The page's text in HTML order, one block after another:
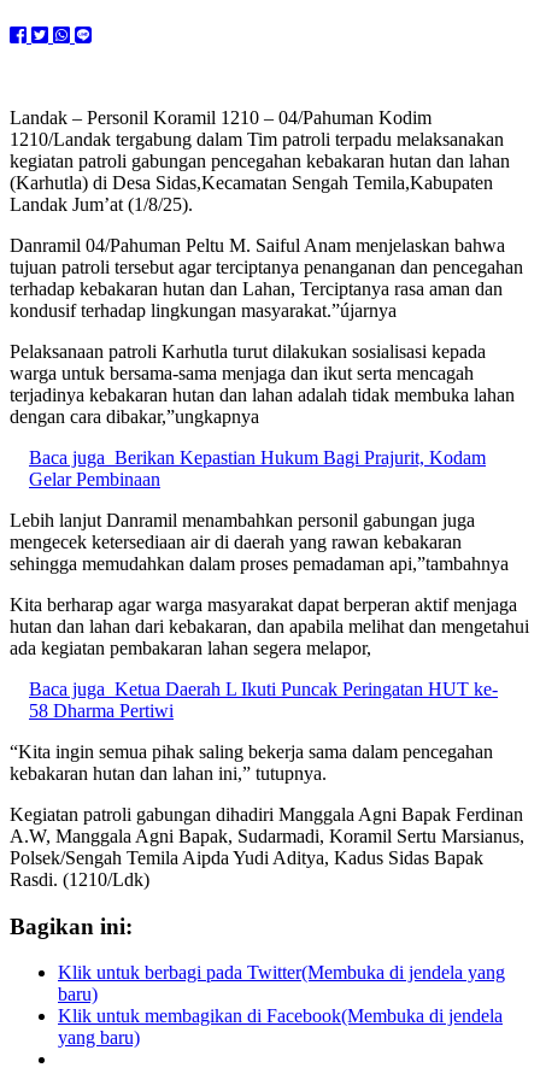
Landak – Personil Koramil 1210 – 04/Pahuman Kodim
1210/Landak tergabung dalam Tim patroli terpadu melaksanakan
kegiatan patroli gabungan pencegahan kebakaran hutan dan lahan
(Karhutla) di Desa Sidas,Kecamatan Sengah Temila,Kabupaten
Landak Jum’at (1/8/25).
Danramil 04/Pahuman Peltu M. Saiful Anam menjelaskan bahwa
tujuan patroli tersebut agar terciptanya penanganan dan pencegahan
terhadap kebakaran hutan dan Lahan, Terciptanya rasa aman dan
kondusif terhadap lingkungan masyarakat.”újarnya
Pelaksanaan patroli Karhutla turut dilakukan sosialisasi kepada
warga untuk bersama-sama menjaga dan ikut serta mencagah
terjadinya kebakaran hutan dan lahan adalah tidak membuka lahan
dengan cara dibakar,”ungkapnya
Baca juga Berikan Kepastian Hukum Bagi Prajurit, Kodam
Gelar Pembinaan
Lebih lanjut Danramil menambahkan personil gabungan juga
mengecek ketersediaan air di daerah yang rawan kebakaran
sehingga memudahkan dalam proses pemadaman api,”tambahnya
Kita berharap agar warga masyarakat dapat berperan aktif menjaga
hutan dan lahan dari kebakaran, dan apabila melihat dan mengetahui
ada kegiatan pembakaran lahan segera melapor,
Baca juga Ketua Daerah L Ikuti Puncak Peringatan HUT ke-
58 Dharma Pertiwi
“Kita ingin semua pihak saling bekerja sama dalam pencegahan
kebakaran hutan dan lahan ini,” tutupnya.
Kegiatan patroli gabungan dihadiri Manggala Agni Bapak Ferdinan
A.W, Manggala Agni Bapak, Sudarmadi, Koramil Sertu Marsianus,
Polsek/Sengah Temila Aipda Yudi Aditya, Kadus Sidas Bapak
Rasdi. (1210/Ldk)
Bagikan ini:
Klik untuk berbagi pada Twitter(Membuka di jendela yang
baru)
Klik untuk membagikan di Facebook(Membuka di jendela
yang baru)